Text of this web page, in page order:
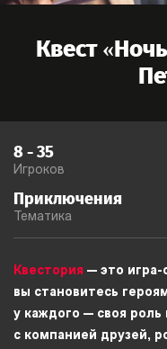
Квест «
8-35
Игроков
Приключения
Тематика
Квестория — это
вы становитесь
у каждого — своя
с компанией друзей,